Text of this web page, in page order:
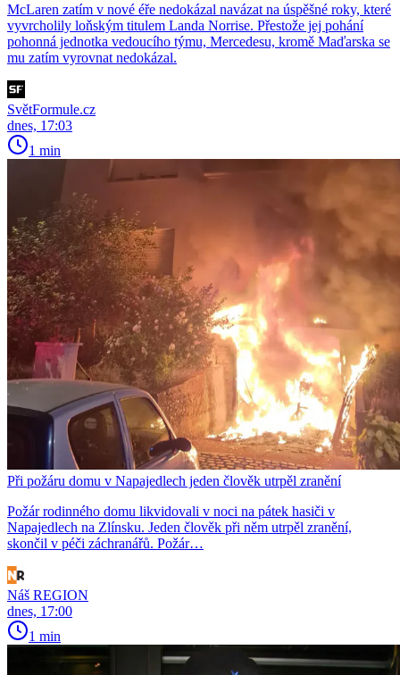
McLaren zatím v nové éře nedokázal navázat na úspěšné roky, které
vyvrcholily loňským titulem Landa Norrise. Přestože jej pohání
pohonná jednotka vedoucího týmu, Mercedesu, kromě Maďarska se
mu zatím vyrovnat nedokázal.
SvětFormule.cz
dnes, 17:03
1 min
Při požáru domu v Napajedlech jeden člověk utrpěl zranění
Požár rodinného domu likvidovali v noci na pátek hasiči v
Napajedlech na Zlínsku. Jeden člověk při něm utrpěl zranění,
skončil v péči záchranářů. Požár…
Náš REGION
dnes, 17:00
1 min